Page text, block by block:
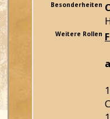
Besonderheiten
Weitere Rollen